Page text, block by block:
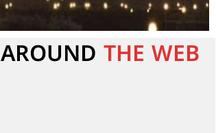
AROUND THE WEB